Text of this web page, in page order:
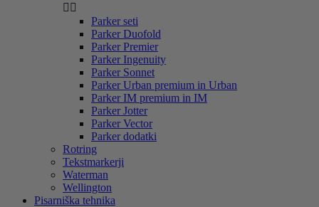
 
Parker seti
Parker Duofold
Parker Premier
Parker Ingenuity
Parker Sonnet
Parker Urban premium in Urban
Parker IM premium in IM
Parker Jotter
Parker Vector
Parker dodatki
Rotring
Tekstmarkerji
Waterman
Wellington
Pisarniška tehnika